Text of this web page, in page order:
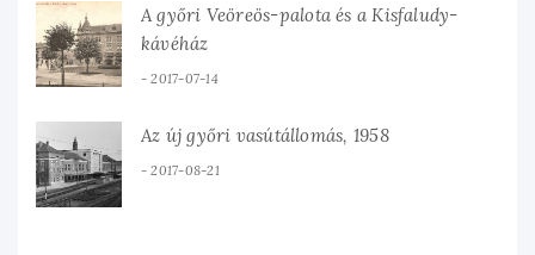
A győri Veöreös-palota és a Kisfaludy-
kávéház
2017-07-14
Az új győri vasútállomás, 1958
2017-08-21